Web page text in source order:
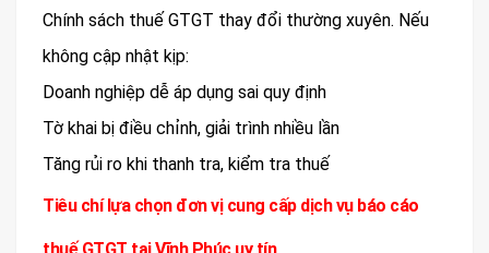
Chính sách thuế GTGT thay đổi thường xuyên. Nếu
không cập nhật kịp:
Doanh nghiệp dễ áp dụng sai quy định
Tờ khai bị điều chỉnh, giải trình nhiều lần
Tăng rủi ro khi thanh tra, kiểm tra thuế
Tiêu chí lựa chọn đơn vị cung cấp dịch vụ báo cáo